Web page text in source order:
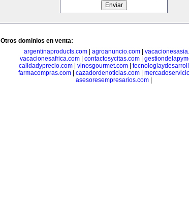
Otros dominios en venta:
argentinaproducts.com| agroanuncio.com|
vacacionesafrica.com| contactosycitas.com|
calidadyprecio.com
vinosgourmet.com
farmacompras.com
cazadordenoticias.com
asesoresempresarios.com